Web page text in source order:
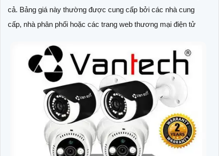
cả. Bảng giá này thường được cung cấp bởi các nhà cung
cấp, nhà phân phối hoặc các trang web thương mại điện tử